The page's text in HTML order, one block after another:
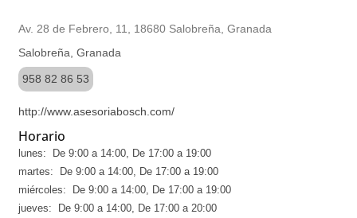
Av. 28 de Febrero, 11, 18680 Salobreña, Granada
Salobreña, Granada
958 82 86 53
http://www.asesoriabosch.com/
Horario
lunes: De 9:00 a 14:00, De 17:00 a 19:00
martes: De 9:00 a 14:00, De 17:00 a 19:00
miércoles: De 9:00 a 14:00, De 17:00 a 19:00
jueves: De 9:00 a 14:00, De 17:00 a 20:00